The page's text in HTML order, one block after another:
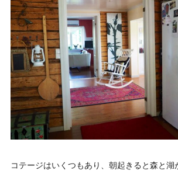
コテージはいくつもあり、朝起きると森と湖